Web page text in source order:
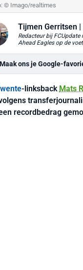
© Imago/realtimes
Tijmen Gerritsen
Redacteur bij
Ahead Eagles op de
Maak ons je Google-
-linksback Mats
recordbedrag